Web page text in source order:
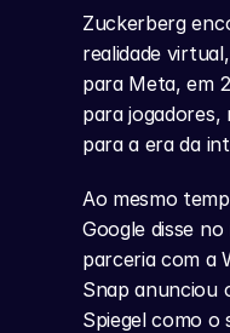
Zuckerberg
realidade
para Meta, em
para
para a era da
Ao mesmo
Google disse
parceria com a
Snap anunciou
Spiegel como o